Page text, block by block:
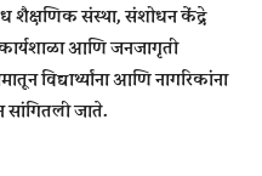
शैक्षणिक संस्था, संशोधन केंद्रे
आणि जनजागृती
विद्यार्थ्यांना आणि नागरिकांना
सांगितली जाते.